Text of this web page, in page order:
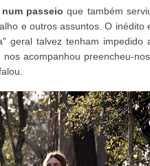
num passeioque também
e outros assuntos. O inédito
geral talvez tenham impedido
acompanhou preencheu-nos,